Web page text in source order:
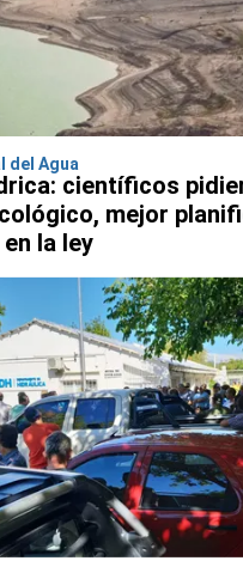
del Agua
científicos
mejor
la ley